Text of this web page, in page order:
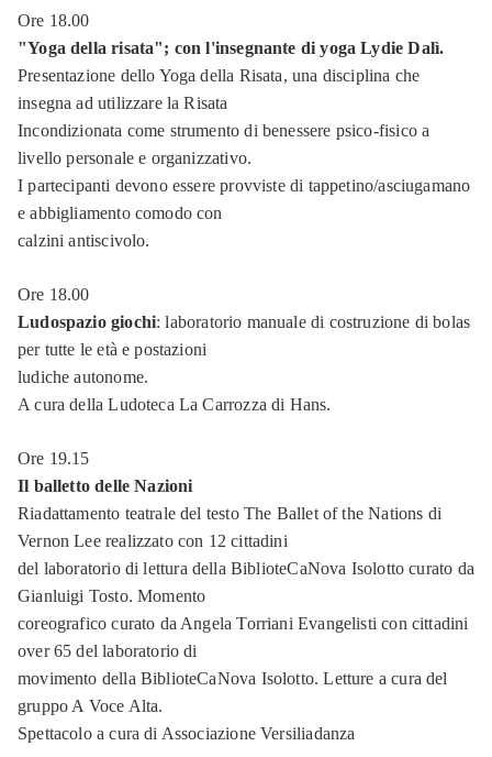
Repubblica
fiorentina
Estate
fiorentina
Le
Murate
Seguici
Seguici
su
Facebook
Seguici
Twitter
Seguici
su
Instagram
Seguici
su
LinkedIn
Seguici
su
YouTube
Seguici
su
Telegram
Seguici
su
Whatsapp
Ore 18.00
"Yoga della risata"; con l'insegnante di yoga Lydie Dalì.
Presentazione dello Yoga della Risata, una disciplina che
insegna ad utilizzare la Risata
Incondizionata come strumento di benessere psico-fisico a
livello personale e organizzativo.
I partecipanti devono essere provviste di tappetino/asciugamano
e abbigliamento comodo con
calzini antiscivolo.
Ore 18.00
Ludospazio giochi: laboratorio manuale di costruzione di bolas
per tutte le età e postazioni
ludiche autonome.
A cura della Ludoteca La Carrozza di Hans.
Ore 19.15
Il balletto delle Nazioni
Riadattamento teatrale del testo The Ballet of the Nations di
Vernon Lee realizzato con 12 cittadini
del laboratorio di lettura della BiblioteCaNova Isolotto curato da
Gianluigi Tosto. Momento
coreografico curato da Angela Torriani Evangelisti con cittadini
over 65 del laboratorio di
movimento della BiblioteCaNova Isolotto. Letture a cura del
gruppo A Voce Alta.
Spettacolo a cura di Associazione Versiliadanza